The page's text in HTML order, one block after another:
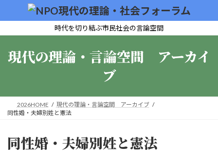
ン
ー
時代を切り結ぶ市民社会の言論空間
現代の理論・言論空間 アーカイ
ブ
2026HOME
現代の理論・言論空間 アーカイブ
同性婚・夫婦別姓と憲法
同性婚・夫婦別姓と憲法